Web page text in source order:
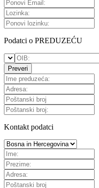
Podatci o PREDUZEĆU
Preveri
Kontakt podatci